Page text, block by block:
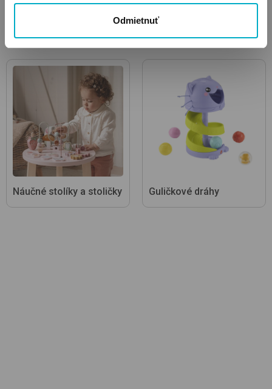
Odmietnuť
Hračky rozvíjajúce
sluch, napodobňovanie
Náučné stolíky a stoličky Guličkové dráhy